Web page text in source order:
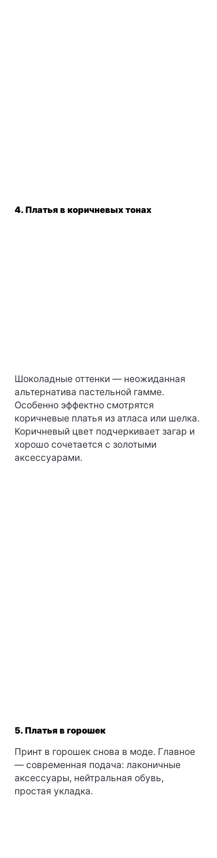
4. Платья в коричневых тонах
Шоколадные оттенки — неожиданная
альтернатива пастельной гамме.
Особенно эффектно смотрятся
коричневые платья из атласа или шелка.
Коричневый цвет подчеркивает загар и
хорошо сочетается с золотыми
аксессуарами.
5. Платья в горошек
Принт в горошек снова в моде. Главное
— современная подача: лаконичные
аксессуары, нейтральная обувь,
простая укладка.